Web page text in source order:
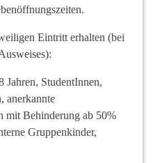
.
Eintritt erhalten (bei
Jahren, StudentInnen,
anerkannte
mit Behinderung ab 50%
Gruppenkinder,